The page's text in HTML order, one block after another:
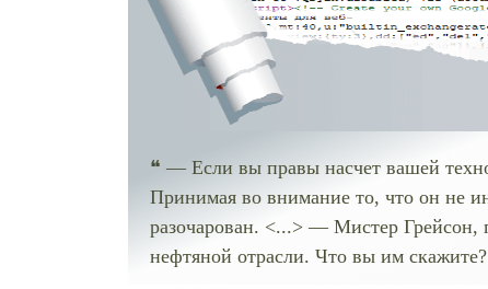
❝ — Если вы правы насчет вашей
Принимая во внимание то, что он не
разочарован. <...> — Мистер Грейсон,
нефтяной отрасли. Что вы им